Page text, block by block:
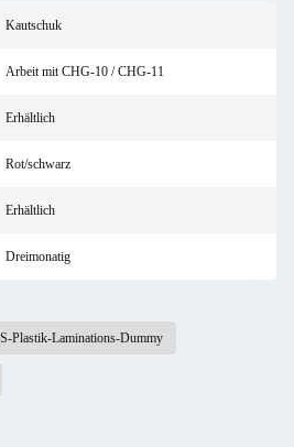
Kautschuk
Arbeit mit CHG-10 / CHG-11
Erhältlich
Rot/schwarz
Erhältlich
Dreimonatig
Plastik-Laminations-Dummy